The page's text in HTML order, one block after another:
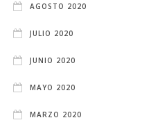
AGOSTO 2020
JULIO 2020
JUNIO 2020
MAYO 2020
MARZO 2020